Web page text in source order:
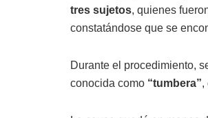
tres sujetos, quienes
constatándose que se
Durante el procedimiento,
conocida como “tumbera”,